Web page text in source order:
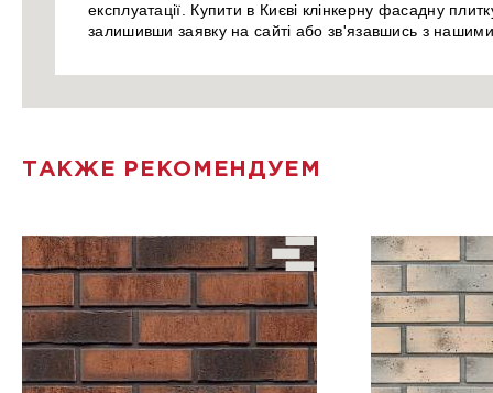
експлуатації. Купити в Києві клінкерну фасадну
залишивши заявку на сайті або зв'язавшись з
ТАКЖЕ РЕКОМЕНДУЕМ